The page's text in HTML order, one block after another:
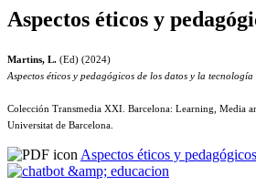
Aspectos éticos y
Martins, L. (Ed) (2024)
Aspectos éticos y pedagógicos de los datos y la
Colección Transmedia XXI. Barcelona: Learning, Media
Universitat de Barcelona.
Aspectos éticos y